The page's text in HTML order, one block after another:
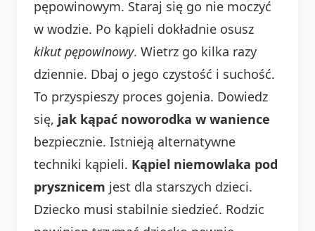
pępowinowym. Staraj się go nie moczyć
w wodzie. Po kąpieli dokładnie osusz
kikut pępowinowy. Wietrz go kilka razy
dziennie. Dbaj o jego czystość i suchość.
To przyspieszy proces gojenia. Dowiedz
się, jak kąpać noworodka w wanience
bezpiecznie. Istnieją alternatywne
techniki kąpieli. Kąpiel niemowlaka pod
prysznicem jest dla starszych dzieci.
Dziecko musi stabilnie siedzieć. Rodzic